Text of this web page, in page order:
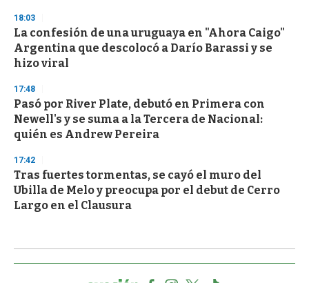
18:03
La confesión de una uruguaya en "Ahora Caigo"
Argentina que descolocó a Darío Barassi y se
hizo viral
17:48
Pasó por River Plate, debutó en Primera con
Newell's y se suma a la Tercera de Nacional:
quién es Andrew Pereira
17:42
Tras fuertes tormentas, se cayó el muro del
Ubilla de Melo y preocupa por el debut de Cerro
Largo en el Clausura